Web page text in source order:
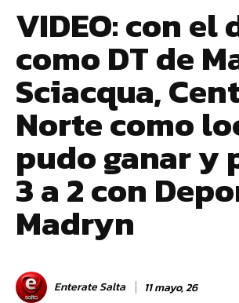
VIDEO: con el
como DT de
Sciacqua,
Norte como
pudo ganar y
3 a 2 con
Madryn
Enterate Salta 11 mayo, 26